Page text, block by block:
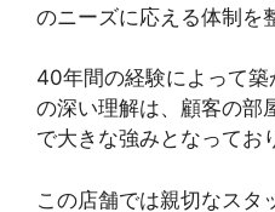
のニーズに応える体制を
40年間の経験によって
の深い理解は、顧客の部
で大きな強みとなってお
この店舗では親切なスタ